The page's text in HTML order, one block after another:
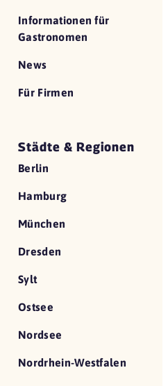
Informationen für
Gastronomen
News
Für Firmen
Städte & Regionen
Berlin
Hamburg
München
Dresden
Sylt
Ostsee
Nordsee
Nordrhein-Westfalen